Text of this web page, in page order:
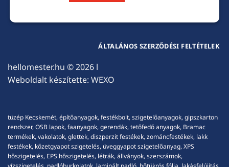
hellomester.hu © 2026 l
Weboldalt készítette: WEXO
ÁLTALÁNOS SZERZŐDÉSI FELTÉTELEK
tüzép Kecskemét, építőanyagok, festékbolt, szigetelőanyagok, gipszkarton
rendszer, OSB lapok, faanyagok, gerendák, tetőfedő anyagok, Bramac
termékek, vakolatok, glettek, diszperzit festékek, zománcfestékek, lakk
festékek, kőzetgyapot szigetelés, üveggyapot szigetelőanyag, XPS
hőszigetelés, EPS hőszigetelés, létrák, állványok, szerszámok,